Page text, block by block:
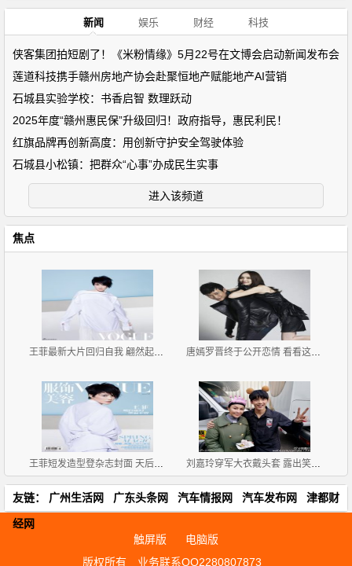
新闻 娱乐 财经 科技
侠客集团拍短剧了！《米粉情缘》5月22号在文博会启动新闻发布会
莲道科技携手赣州房地产协会赴聚恒地产赋能地产AI营销
石城县实验学校：书香启智 数理跃动
2025年度“赣州惠民保”升级回归！政府指导，惠民利民！
红旗品牌再创新高度：用创新守护安全驾驶体验
石城县小松镇：把群众“心事”办成民生实事
进入该频道
焦点
王菲最新大片回归自我 翩然起舞灵气十足 唐嫣罗晋终于公开恋情 看看这些小细节俩人早就甜似蜜
王菲短发造型登杂志封面 天后告别微博已久终再自拍 刘嘉玲穿军大衣戴头套 露出笑容略显僵硬
友链： 广州生活网 广东头条网 汽车情报网 汽车发布网 津都财
经网
触屏版
电脑版
版权所有
业务联系QQ2280807873